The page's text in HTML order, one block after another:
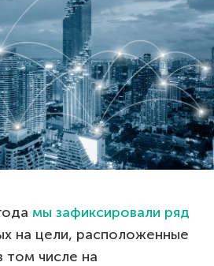
мы зафиксировали ряд
на цели, расположенные
том числе на